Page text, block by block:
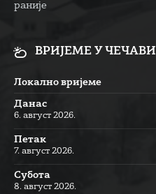
раније
ВРИЈЕМЕ У ЧЕЧАВИ
Локално вријеме
Данас
6. август 2026.
Петак
7. август 2026.
Субота
8. август 2026.